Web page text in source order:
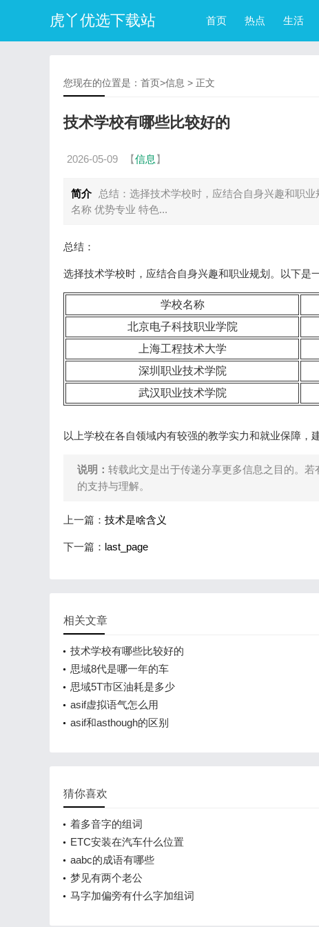
虎丫优选下载站 首页 热点 生活
您现在的位置是： 首页>信息 > 正文
技术学校有哪些比较好的
2026-05-09 【信息 】
简介
总结：选择技术学校时，应结合自身兴趣和职
名称 优势专业 特色...
总结：
选择技术学校时，应结合自身兴趣和职业规划。以下是
学校名称
北京电子科技职业学院
上海工程技术大学
深圳职业技术学院
武汉职业技术学院
以上学校在各自领域内有较强的教学实力和就业保障，
说明： 转载此文是出于传递分享更多信息之目的。
的支持与理解。
上一篇： 技术是啥含义
下一篇： last_page
相关文章
技术学校有哪些比较好的
思域8代是哪一年的车
思域5T市区油耗是多少
asif虚拟语气怎么用
asif和asthough的区别
猜你喜欢
着多音字的组词
ETC安装在汽车什么位置
aabc的成语有哪些
梦见有两个老公
马字加偏旁有什么字加组词